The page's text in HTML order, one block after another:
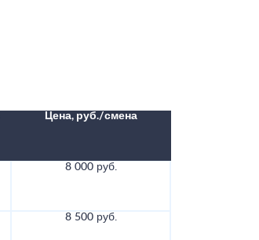
Цена, руб./смена
8 000 руб.
8 500 руб.